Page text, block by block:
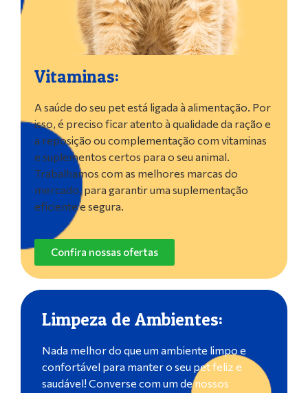
Vitaminas:
A saúde do seu pet está ligada à alimentação. Por
isso, é preciso ficar atento à qualidade da ração e
a reposição ou complementação com vitaminas
e suplementos certos para o seu animal.
Trabalhamos com as melhores marcas do
mercado, para garantir uma suplementação
eficiente e segura.
Confira nossas ofertas
Limpeza de Ambientes:
Nada melhor do que um ambiente limpo e
confortável para manter o seu pet feliz e
saudável! Converse com um de nossos